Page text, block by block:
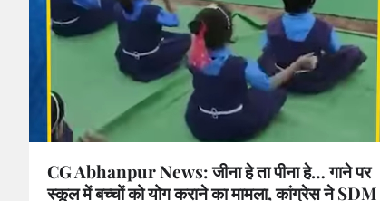
CG Abhanpur News: जीना हे ता पीना हे… गाने पर
स्कूल में बच्चों को योग कराने का मामला, कांग्रेस ने SDM